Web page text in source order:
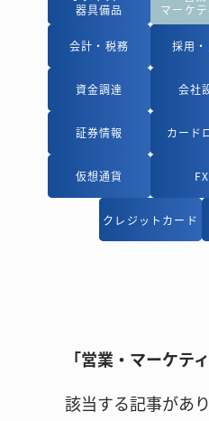
器具備品
器具備品
マーケ
マーケ
会計・税務
会計・税務 採用
採用
資金調達
資金調達 会社
会社
証券情報
証券情報 カード
カード
仮想通貨
仮想通貨 FX
FX
クレジットカード
クレジットカード
「営業・マーケテ
該当する記事があり